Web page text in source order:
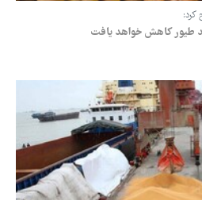
کرد:
طیور کاهش خواهد یافت